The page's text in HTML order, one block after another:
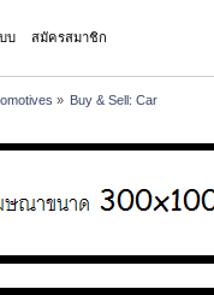
บ สมัครสมาชิก
» Buy & Sell: Car